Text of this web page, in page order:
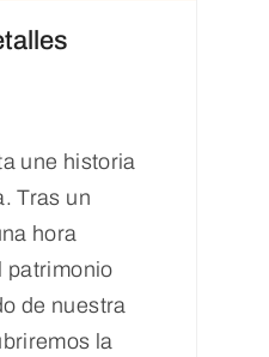
une historia
Tras un
hora
patrimonio
de nuestra
la